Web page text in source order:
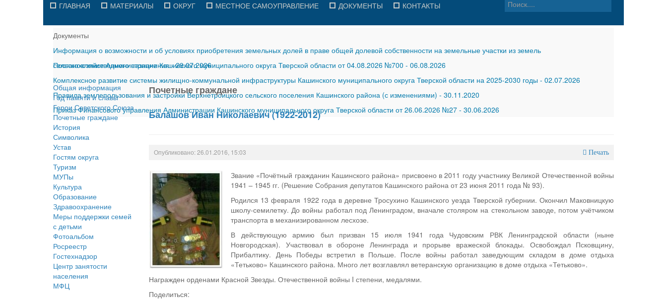
ГЛАВНАЯ МАТЕРИАЛЫ ОКРУГ МЕСТНОЕ САМОУПРАВЛЕНИЕ ДОКУМЕНТЫ КОНТАКТЫ
Документы
Информация о возможности и об условиях приобретения земельных долей в праве общей долевой собственности на земельные участки из земель
сельскохозяйственного назначения-29.07.2026
Постановление Администрации Кашинского муниципального округа Тверской области от 04.08.2026 №700 - 06.08.2026
Комплексное развитие системы жилищно-коммунальной инфраструктуры Кашинского муниципального округа Тверской области на 2025-2030 годы - 02.07.2026
Правила землепользования и застройки Верхнетроицкого сельского поселения Кашинского района (с изменениями) - 30.11.2020
Приказ Финансового управления Администрации Кашинского муниципального округа Тверской области от 26.06.2026 №27 - 30.06.2026
Общая информация
Год памяти и славы
Герои Советского Союза
Почетные граждане
История
Символика
Устав
Гостям округа
Туризм
МУПы
Культура
Образование
Здравоохранение
Меры поддержки семей
с детьми
Фотоальбом
Росреестр
Гостехнадзор
Центр занятости
населения
МФЦ
Почетные граждане
Балашов Иван Николаевич (1922-2012)
Опубликовано: 26.01.2016, 15:03 Печать
Звание «Почётный гражданин Кашинского района» присвоено в 2011 году участнику Великой Отечественной войны
1941 – 1945 гг. (Решение Собрания депутатов Кашинского района от 23 июня 2011 года № 93).
Родился 13 февраля 1922 года в деревне Тросухино Кашинского уезда Тверской губернии. Окончил Маковницкую
школу-семилетку. До войны работал под Ленинградом, вначале столяром на стекольном заводе, потом учётчиком
транспорта в механизированном лесхозе.
В действующую армию был призван 15 июля 1941 года Чудовским РВК Ленинградской области (ныне
Новгородская). Участвовал в обороне Ленинграда и прорыве вражеской блокады. Освобождал Псковщину,
Прибалтику. День Победы встретил в Польше. После войны работал заведующим складом в доме отдыха
«Тетьково» Кашинского района. Много лет возглавлял ветеранскую организацию в доме отдыха «Тетьково».
Награжден орденами Красной Звезды. Отечественной войны I степени, медалями.
Поделиться: